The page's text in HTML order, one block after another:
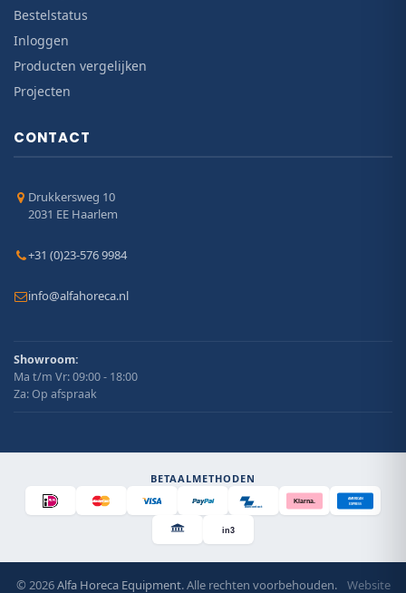
Bestelstatus
Inloggen
Producten vergelijken
Projecten
CONTACT
Drukkersweg 10
2031 EE Haarlem
+31 (0)23-576 9984
info@alfahoreca.nl
Showroom:
Ma t/m Vr: 09:00 - 18:00
Za: Op afspraak
BETAALMETHODEN
Bancontact
Klarna.
AMERICAN
EXPRESS
in3
© 2026Alfa Horeca Equipment. Alle rechten voorbehouden. Website